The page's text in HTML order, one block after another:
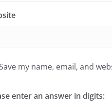
Save my name, email, and
enter an answer in digits: